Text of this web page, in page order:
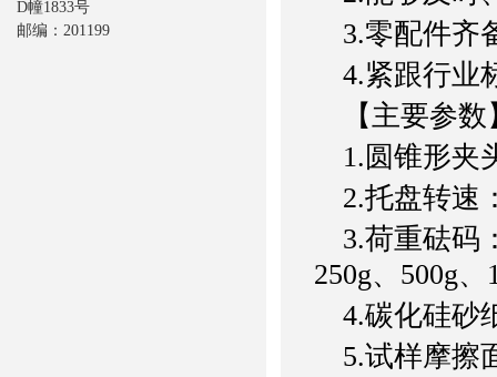
3.零配件齐
4.紧跟行业
【主要参数
1.圆锥形夹
2.托盘转速
3.荷重砝码
250g、500g
4.碳化硅砂
5.试样摩擦
D幢1833号
邮编：201199